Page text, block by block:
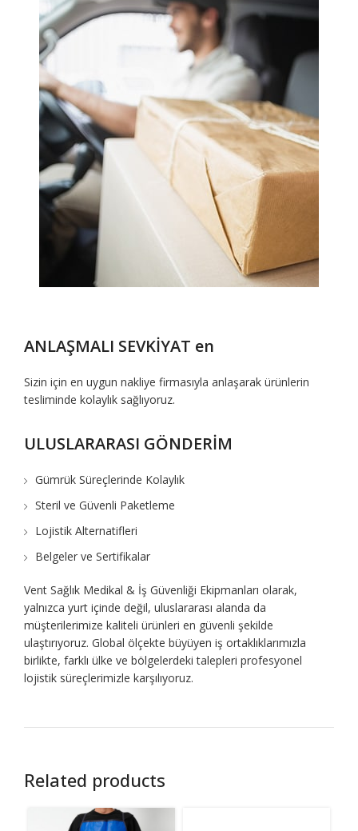
ANLAŞMALI SEVKİYAT en
Sizin için en uygun nakliye firmasıyla anlaşarak ürünlerin
tesliminde kolaylık sağlıyoruz.
ULUSLARARASI GÖNDERİM
Gümrük Süreçlerinde Kolaylık
Steril ve Güvenli Paketleme
Lojistik Alternatifleri
Belgeler ve Sertifikalar
Vent Sağlık Medikal & İş Güvenliği Ekipmanları olarak,
yalnızca yurt içinde değil, uluslararası alanda da
müşterilerimize kaliteli ürünleri en güvenli şekilde
ulaştırıyoruz. Global ölçekte büyüyen iş ortaklıklarımızla
birlikte, farklı ülke ve bölgelerdeki talepleri profesyonel
lojistik süreçlerimizle karşılıyoruz.
Related products